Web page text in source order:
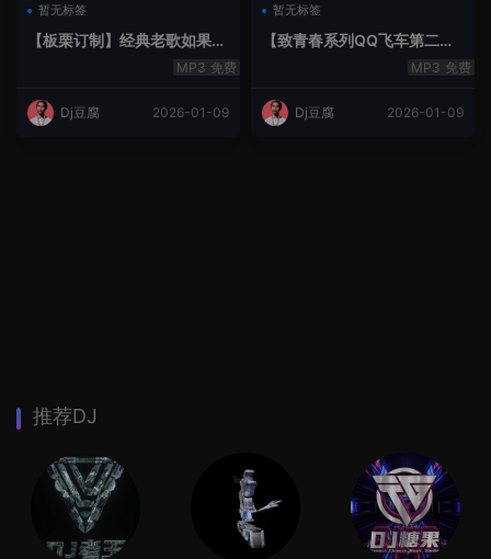
暂无标签
【板栗订制】经典老歌如果最
后不是你House Lak串烧弹免费
Dj豆腐 2026-01-09
暂无标签
【致青春系列QQ飞车第二季
免费
Dj豆腐 2026-01-09
推荐DJ